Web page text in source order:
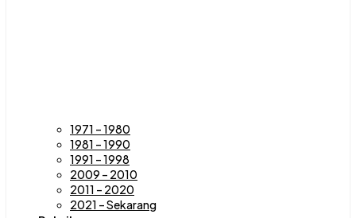
1971 – 1980
1981 – 1990
1991 – 1998
2009 – 2010
2011 – 2020
2021 – Sekarang